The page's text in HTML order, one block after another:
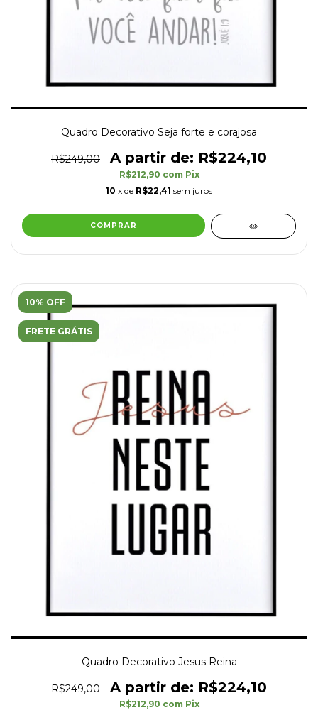
Quadro Decorativo Seja forte e corajosa
R$249,00 R$224,10
R$212,90 com Pix
10 x de R$22,41 sem juros
COMPRAR
10% OFF
FRETE GRÁTIS
Quadro Decorativo Jesus Reina
R$249,00 R$224,10
R$212,90 com Pix